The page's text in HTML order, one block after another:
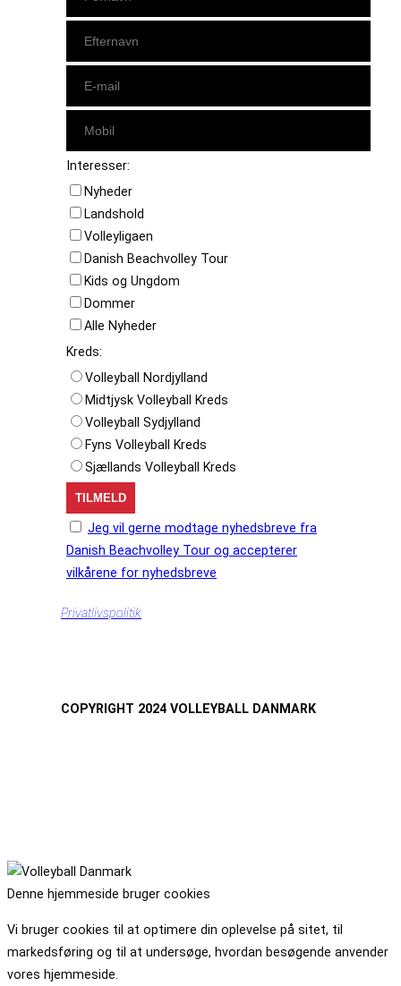
Interesser:
Nyheder
Landshold
Volleyligaen
Danish Beachvolley Tour
Kids og Ungdom
Dommer
Alle Nyheder
Kreds:
Volleyball Nordjylland
Midtjysk Volleyball Kreds
Volleyball Sydjylland
Fyns Volleyball Kreds
Sjællands Volleyball Kreds
Jeg vil gerne modtage nyhedsbreve fra
Danish Beachvolley Tour og accepterer
vilkårene for nyhedsbreve
Privatlivspolitik
COPYRIGHT 2024 VOLLEYBALL DANMARK
Denne hjemmeside bruger cookies
Vi bruger cookies til at optimere din oplevelse på sitet, til
markedsføring og til at undersøge, hvordan besøgende anvender
vores hjemmeside.